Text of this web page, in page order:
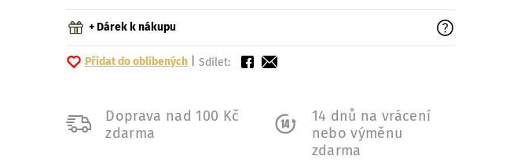
+ Dárek k nákupu
Přidat do oblíbených |Sdílet:
Doprava nad 100 Kč
zdarma
14 dnů na vrácení
nebo výměnu
zdarma